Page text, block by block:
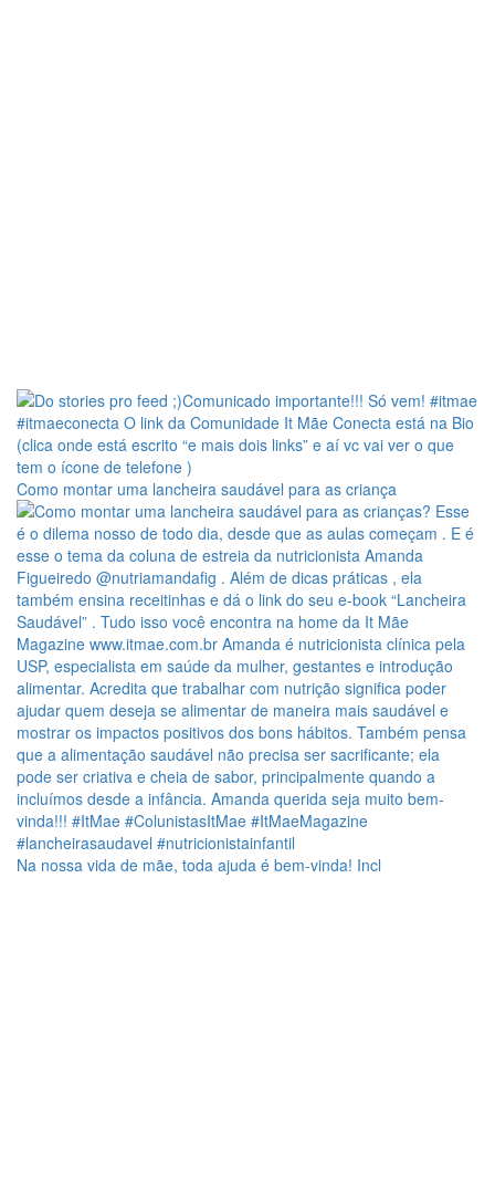
Como montar uma lancheira saudável para as criança
Na nossa vida de mãe, toda ajuda é bem-vinda! Incl